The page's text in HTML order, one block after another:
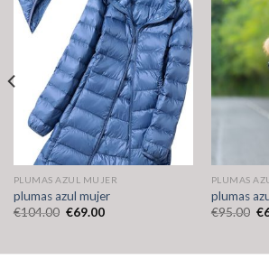
PLUMAS AZUL MUJER
plumas azul mujer
€104.00 €69.00
PLUMAS
plumas
€95.00 €